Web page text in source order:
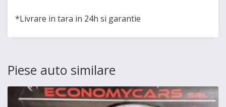
*Livrare in tara in 24h si garantie
Piese auto similare